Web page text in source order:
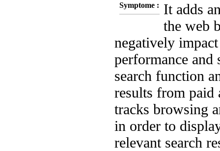
Symptome :
It adds
the web
negatively
performance and
search function
results from paid
tracks browsing
in order to
relevant search